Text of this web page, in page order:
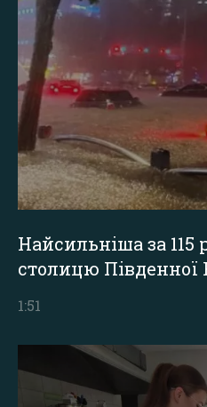
Найсильніша за 115
столицю Південної
1:51